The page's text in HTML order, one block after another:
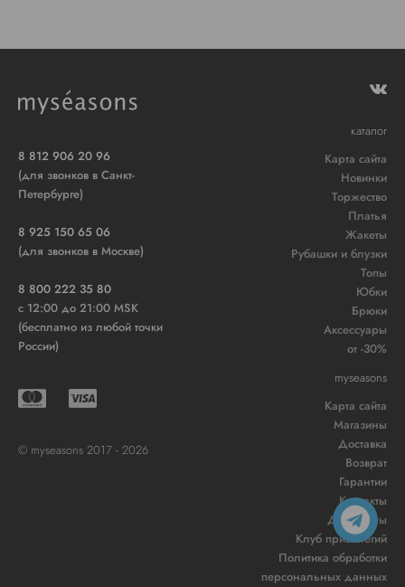
8 812 906 20 96
(для звонков в Санкт-
Петербурге)
8 925 150 65 06
(для звонков в Москве)
8 800 222 35 80
c 12:00 до 21:00 MSK
(бесплатно из любой точки
России)
© myseasons 2017 - 2026
каталог
Карта сайта
Новинки
Торжество
Платья
Жакеты
Рубашки и блузки
Топы
Юбки
Брюки
Аксессуары
от -30%
myseasons
Карта сайта
Магазины
Доставка
Возврат
Гарантии
Контакты
Документы
Клуб привилегий
Политика обработки
персональных данных